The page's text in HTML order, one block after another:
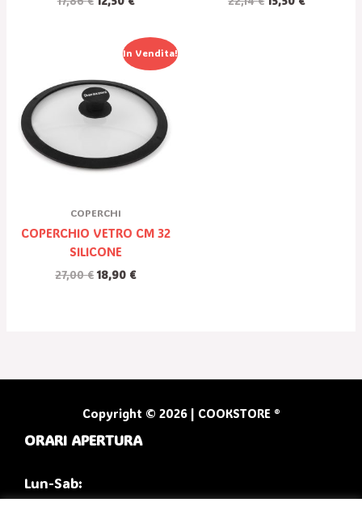
In Vendita!
COPERCHI
COPERCHIO VETRO CM 32
SILICONE
27,00€
Prezzo
Era:
27,00 €.
18,90 €
Il
Prezzo
È:
18,90 €.
Copyright © 2026 | COOKSTORE ®
ORARI APERTURA
Lun-Sab: